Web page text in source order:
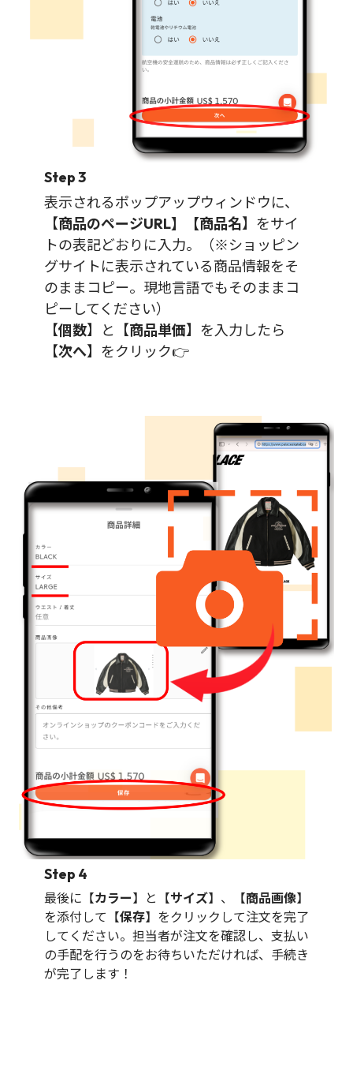
Step 3
表示されるポップアップウィンドウに、
【商品のページURL】【商品名】をサイ
トの表記どおりに入力。（※ショッピン
グサイトに表示されている商品情報をそ
のままコピー。現地言語でもそのままコ
ピーしてください）
【個数】と【商品単価】を入力したら
【次へ】をクリック👉
Step 4
最後に【カラー】と【サイズ】、【商品画像】
を添付して【保存】をクリックして注文を完了
してください。担当者が注文を確認し、支払い
の手配を行うのをお待ちいただければ、手続き
が完了します！